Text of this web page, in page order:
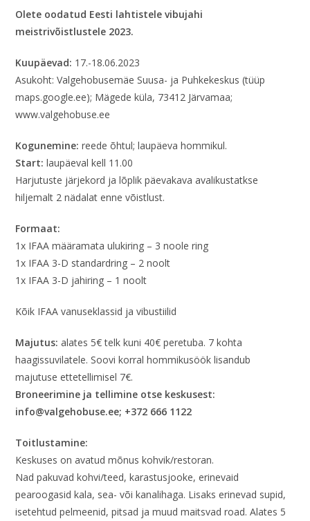
Olete oodatud Eesti lahtistele vibujahi
meistrivõistlustele 2023.
Kuupäevad: 17.-18.06.2023
Asukoht: Valgehobusemäe Suusa- ja Puhkekeskus (tüüp
maps.google.ee); Mägede küla, 73412 Järvamaa;
www.valgehobuse.ee
Kogunemine: reede õhtul; laupäeva hommikul.
Start: laupäeval kell 11.00
Harjutuste järjekord ja lõplik päevakava avalikustatkse
hiljemalt 2 nädalat enne võistlust.
Formaat:
1x IFAA määramata ulukiring – 3 noole ring
1x IFAA 3-D standardring – 2 noolt
1x IFAA 3-D jahiring – 1 noolt
Kõik IFAA vanuseklassid ja vibustiilid
Majutus: alates 5€ telk kuni 40€ peretuba. 7 kohta
haagissuvilatele. Soovi korral hommikusöök lisandub
majutuse ettetellimisel 7€.
Broneerimine ja tellimine otse keskusest:
info@valgehobuse.ee; +372 666 1122
Toitlustamine:
Keskuses on avatud mõnus kohvik/restoran.
Nad pakuvad kohvi/teed, karastusjooke, erinevaid
pearoogasid kala, sea- või kanalihaga. Lisaks erinevad supid,
isetehtud pelmeenid, pitsad ja muud maitsvad road. Alates 5